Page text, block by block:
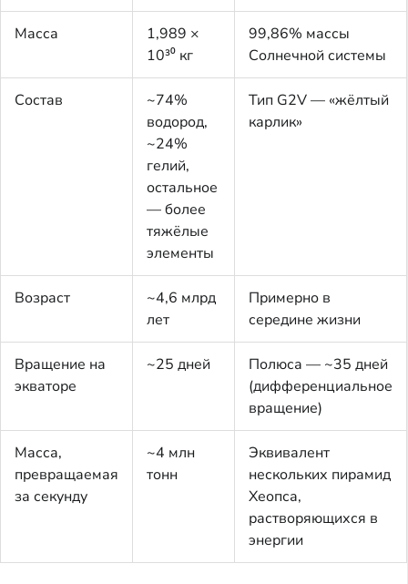
Масса
1,989 ×
10³⁰ кг
99,86% массы
Солнечной системы
Состав
~74%
водород,
~24%
гелий,
остальное
— более
тяжёлые
элементы
Тип G2V — «жёлтый
карлик»
Возраст
~4,6 млрд
лет
Примерно в
середине жизни
Вращение на
экваторе
~25 дней
Полюса — ~35 дней
(дифференциальное
вращение)
Масса,
превращаемая
за секунду
~4 млн
тонн
Эквивалент
нескольких пирамид
Хеопса,
растворяющихся в
энергии